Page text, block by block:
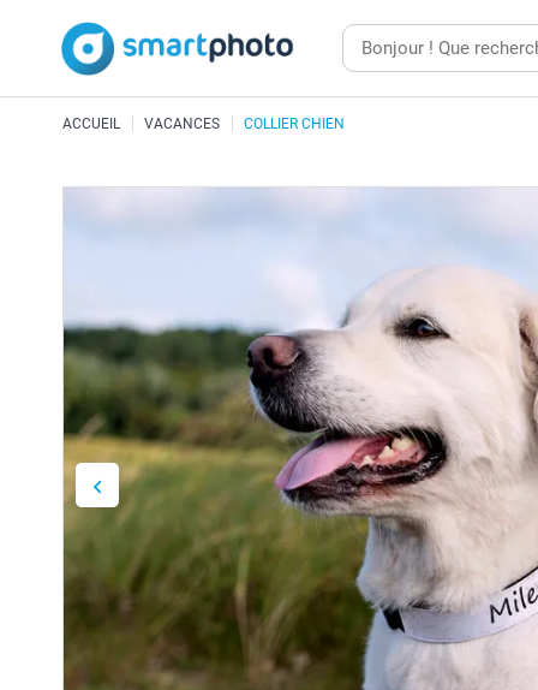
ACCUEIL VACANCES COLLIER CHIEN